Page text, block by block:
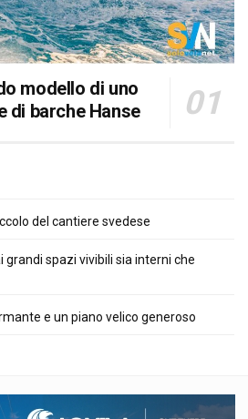
modello di uno
di barche Hanse
del cantiere svedese
grandi spazi vivibili sia interni che
e un piano velico generoso